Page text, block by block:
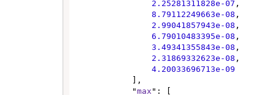
2.25281311828e-07 ,
8.79112249663e-08 ,
2.99041857943e-08 ,
6.79010483395e-08 ,
3.49341355843e-08 ,
2.31869332623e-08 ,
4.20033696713e-09
            "
max ": [